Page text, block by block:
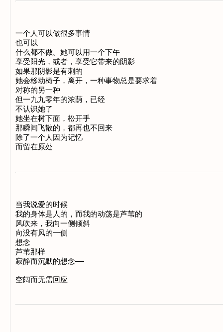
一个人可以做很多事情
也可以
什么都不做。她可以用一个下午
享受阳光，或者，享受它带来的阴影
如果那阴影是有刺的
她会移动椅子，离开，一种事物总是要求着
对称的另一种
但一九九零年的浓荫，已经
不认识她了
她坐在树下面，松开手
那瞬间飞散的，都再也不回来
除了一个人因为记忆
当我说爱的时候
我的身体是人的，而我的动荡是芦苇的
风吹来，我向一侧倾斜
向没有风的一侧
想念
芦苇那样
寂静而沉默的想念——